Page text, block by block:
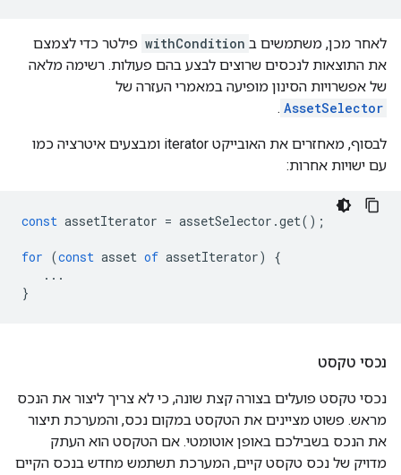
לאחר מכן, משתמשים ב withCondition פילטר כדי לצמצם
את התוצאות לנכסים שרוצים לבצע בהם פעולות. רשימה מלאה
של אפשרויות הסינון מופיעה במאמרי העזרה של
AssetSelector
.
לבסוף, מאחזרים את האובייקט iterator ומבצעים איטרציה כמו
עם ישויות אחרות:
const assetIterator = assetSelector .get();
for (const asset of assetIterator)
{
...
}
נכסי טקסט
נכסי טקסט פועלים בצורה קצת שונה, כי לא צריך ליצור את הנכס
מראש. פשוט מציינים את הטקסט במקום נכס, והמערכת תיצור
את הנכס בשבילכם באופן אוטומטי. אם הטקסט הוא העתק
מדויק של נכס טקסט קיים, המערכת תשתמש מחדש בנכס הקיים